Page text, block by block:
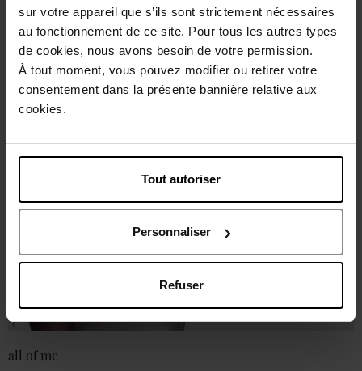
sur votre appareil que s’ils sont strictement nécessaires
au fonctionnement de ce site. Pour tous les autres types
de cookies, nous avons besoin de votre permission.
À tout moment, vous pouvez modifier ou retirer votre
consentement dans la présente bannière relative aux
cookies.
Tout autoriser
Personnaliser
Refuser
all of me